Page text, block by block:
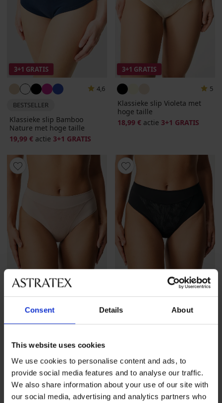
Consent Details About
This website uses cookies
We use cookies to personalise content and ads, to
provide social media features and to analyse our traffic.
We also share information about your use of our site with
our social media, advertising and analytics partners who
3+1 GRATIS
4,6
BESTSELLER
Klassieke slip Bamboo
Nature met hoge taille
19,99 € actie 3+1 GRATIS
3+1 GRATIS
5
Klassieke slip Violeta met
hoge taille
18,99 € actie 3+1 GRATIS
3+1 GRATIS
5
18,99 €actie 3+1 GRATIS
3+1 GRATIS